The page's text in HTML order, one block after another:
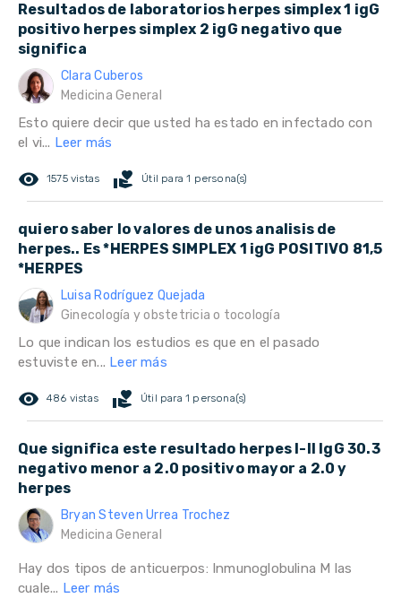
Resultados de laboratorios herpes simplex 1 igG
positivo herpes simplex 2 igG negativo que
significa
Clara Cuberos
Medicina General
Esto quiere decir que usted ha estado en infectado con
el vi... Leer más
remove_red_eye 1575 vistas volunteer_activism Útil para 1 persona(s)
quiero saber lo valores de unos analisis de
herpes.. Es *HERPES SIMPLEX 1 igG POSITIVO 81,5
*HERPES
Luisa Rodríguez Quejada
Ginecología y obstetricia o tocología
Lo que indican los estudios es que en el pasado
estuviste en... Leer más
remove_red_eye 486 vistas volunteer_activism Útil para 1 persona(s)
Que significa este resultado herpes I-II IgG 30.3
negativo menor a 2.0 positivo mayor a 2.0 y
herpes
Bryan Steven Urrea Trochez
Medicina General
Hay dos tipos de anticuerpos: Inmunoglobulina M las
cuale... Leer más